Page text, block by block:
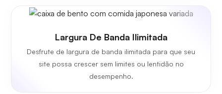
Largura De Banda Ilimitada
Desfrute de largura de banda ilimitada para que seu
site possa crescer sem limites ou lentidão no
desempenho.